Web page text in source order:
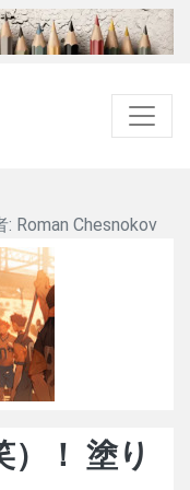
: Roman Chesnokov
！ 塗り